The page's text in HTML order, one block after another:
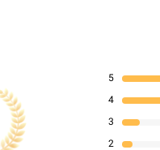
5
4
3
2